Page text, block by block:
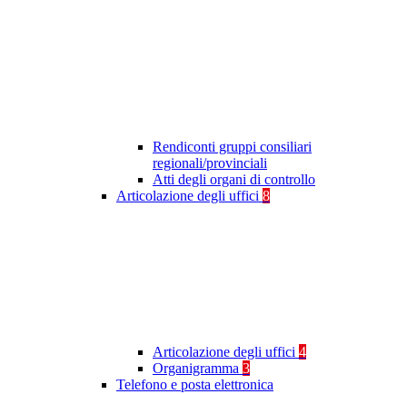
Rendiconti gruppi consiliari
regionali/provinciali
Atti degli organi di controllo
Articolazione degli uffici 8
Articolazione degli uffici 4
Organigramma 3
Telefono e posta elettronica